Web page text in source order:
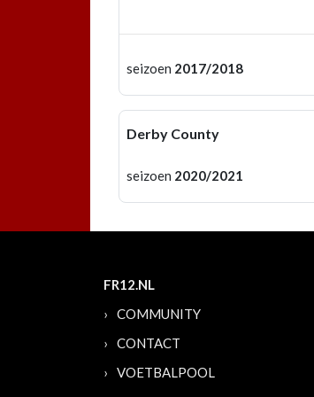
seizoen 2017/2018
Derby County
seizoen 2020/2021
FR12.NL
COMMUNITY
CONTACT
VOETBALPOOL